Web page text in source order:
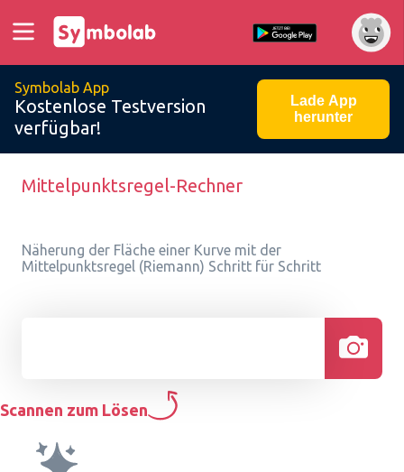
Symbolab App
Kostenlose Testversion
verfügbar!
Lade App
herunter
Mittelpunktsregel-Rechner
Näherung der Fläche einer Kurve mit der
Mittelpunktsregel (Riemann) Schritt für Schritt
Scannen zum Lösen